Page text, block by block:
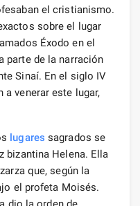
el cristianismo.
sobre el lugar
Éxodo en el
parte de la narración
Sinaí. En el siglo IV
venerar este lugar,
lugares sagrados se
bizantina Helena. Ella
que, según la
el profeta Moisés.